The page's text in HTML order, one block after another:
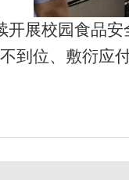
开展校园食品
到位、敷衍应